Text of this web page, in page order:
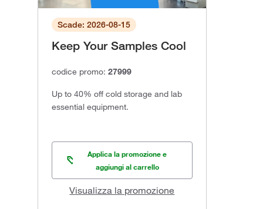
Scade: 2026-08-15
Keep Your Samples Cool
codice promo: 27999
Up to 40% off cold storage and lab
essential equipment.
Applica la promozione e
aggiungi al carrello
Visualizza la promozione